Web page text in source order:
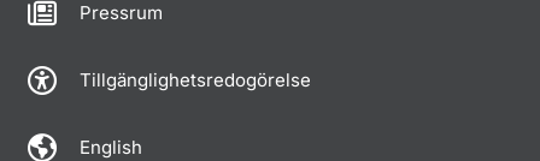
Pressrum
Tillgänglighetsredogörelse
English